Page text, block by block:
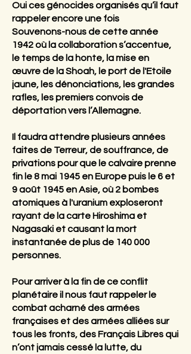
Oui ces génocides organisés qu’il faut
rappeler encore une fois
Souvenons-nous de cette année
1942 où la collaboration s’accentue,
le temps de la honte, la mise en
œuvre de la Shoah, le port de l'Etoile
jaune, les dénonciations, les grandes
rafles, les premiers convois de
déportation vers l’Allemagne.
Il faudra attendre plusieurs années
faites de Terreur, de souffrance, de
privations pour que le calvaire prenne
fin le 8 mai 1945 en Europe puis le 6 et
9 août 1945 en Asie, où 2 bombes
atomiques à l'uranium exploseront
rayant de la carte Hiroshima et
Nagasaki et causant la mort
instantanée de plus de 140 000
personnes.
Pour arriver à la fin de ce conflit
planétaire il nous faut rappeler le
combat acharné des armées
françaises et des armées alliées sur
tous les fronts, des Français Libres qui
n’ont jamais cessé la lutte, du